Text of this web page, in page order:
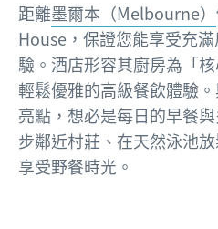
距離墨爾本（Melbourne）
House，保證您能享受充
驗。酒店形容其廚房為「
輕鬆優雅的高級餐飲體驗
亮點，想必是每日的早餐
步鄰近村莊、在天然泳池
享受野餐時光。